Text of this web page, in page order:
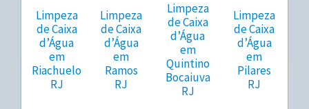
Limpeza
de Caixa
d’Água
em
Riachuelo
RJ
Limpeza
de Caixa
d’Água
em
Ramos
RJ
Limpeza
de Caixa
d’Água
em
Quintino
Bocaiuva
RJ
Limpeza
de Caixa
d’Água
em
Pilares
RJ